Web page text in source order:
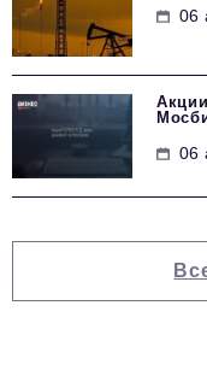
06
06